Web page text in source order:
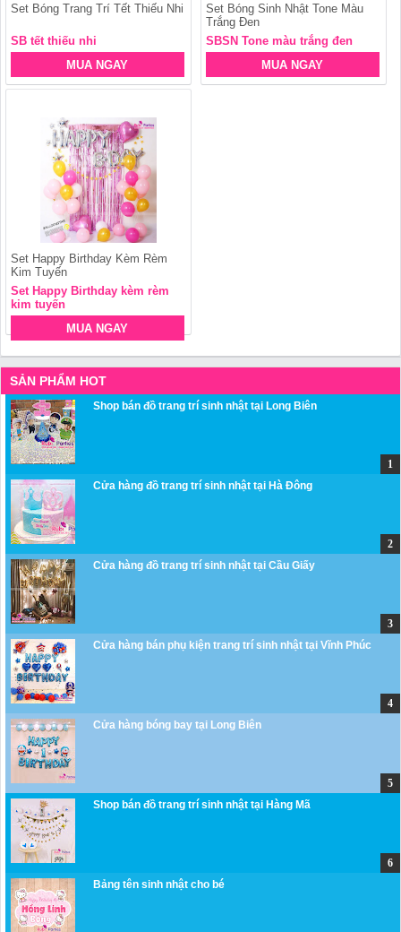
Set Bóng Trang Trí Tết Thiếu Nhi
SB tết thiếu nhi
MUA NGAY
Set Bóng Sinh Nhật Tone Màu
Trắng Đen
SBSN Tone màu trắng đen
MUA NGAY
Set Happy Birthday Kèm Rèm
Kim Tuyến
Set Happy Birthday kèm rèm
kim tuyến
MUA NGAY
SẢN PHẨM HOT
Shop bán đồ trang trí sinh nhật tại Long Biên
Cửa hàng đồ trang trí sinh nhật tại Hà Đông
Cửa hàng đồ trang trí sinh nhật tại Cầu Giấy
Cửa hàng bán phụ kiện trang trí sinh nhật tại Vĩnh Phúc
Cửa hàng bóng bay tại Long Biên
Shop bán đồ trang trí sinh nhật tại Hàng Mã
Bảng tên sinh nhật cho bé